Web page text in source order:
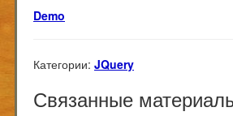
Demo
Категории: JQuery
Связанные